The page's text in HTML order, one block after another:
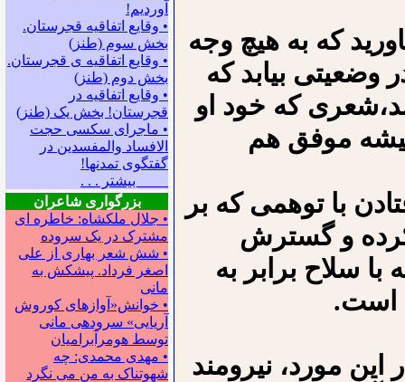
آوردیم!
• وقایع اتفاقیه قجرستان.
بخش سوم (طنز)
• وقایع اتفاقیه ی قجرستان.
بخش دوم (طنز)
• وقایع اتفاقیه در
قجرستان! بخش یک (طنز)
• ماجرای سکسی حجت
الافساد والمفسدین در
گفتگوی تمدنها!
بیشتر . . .
بزرگواری شاعران
• جلال ملکشاه: خاطره ای
مشترک در یک سروده
• شش شعر بهاری از علی
اصغر فرداد. پیشکش به
مانی
• خوانش«آوازهای کوروش
آریایی» سروده‍ی مانی
توسط هومرآبرامیان
• مهدی محمدی: چه
شهوتناک به من می نگرد
که به هیچ وجه
وضعیتی بیابد که
که خود او
موفق هم
با توهمی که بر
کرده و گسترش
سلاح برابر به
است.
مورد، نیرومند